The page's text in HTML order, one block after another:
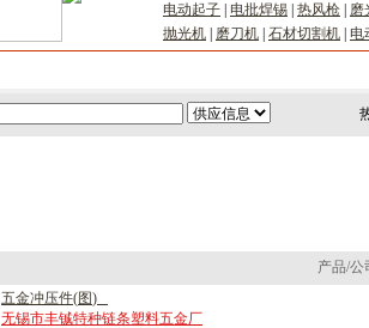
电动起子
电批焊锡 热风枪
磨
抛光机
磨刀机 石材切割机 电
产品/公
五金冲压件(图)
无锡市丰铖特种链条塑料五金厂